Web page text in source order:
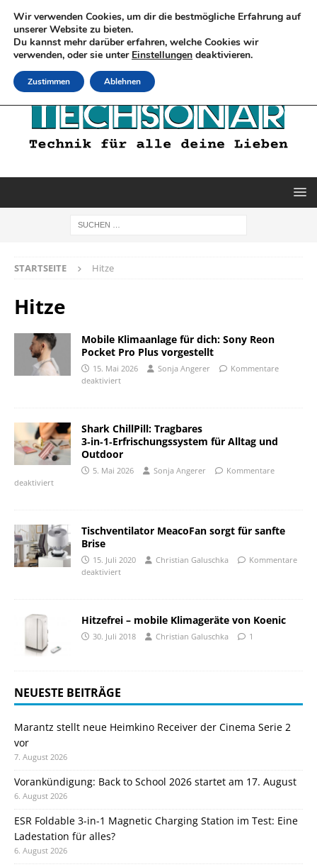
STARTSEITE Hitze
Hitze
Mobile Klimaanlage für dich: Sony Reon
Pocket Pro Plus vorgestellt
15. Mai 2026 Sonja Angerer
Kommentare
deaktiviert
Shark ChillPill: Tragbares
3‑in‑1‑Erfrischungssystem für Alltag und
Outdoor
5. Mai 2026 Sonja Angerer
Kommentare
deaktiviert
Tischventilator MeacoFan sorgt für sanfte
Brise
15. Juli 2020 Christian Galuschka
Kommentare
deaktiviert
Hitzefrei – mobile Klimageräte von Koenic
30. Juli 2018 Christian Galuschka 1
NEUESTE BEITRÄGE
Marantz stellt neue Heimkino Receiver der Cinema Serie 2
vor
7. August 2026
Vorankündigung: Back to School 2026 startet am 17. August
6. August 2026
ESR Foldable 3-in-1 Magnetic Charging Station im Test: Eine
Ladestation für alles?
6. August 2026
Wir verwenden Cookies, um dir die bestmögliche Erfahrung auf
unserer Website zu bieten.
Du kannst mehr darüber erfahren, welche Cookies wir
verwenden, oder sie unter Einstellungen deaktivieren.
Zustimmen Ablehnen